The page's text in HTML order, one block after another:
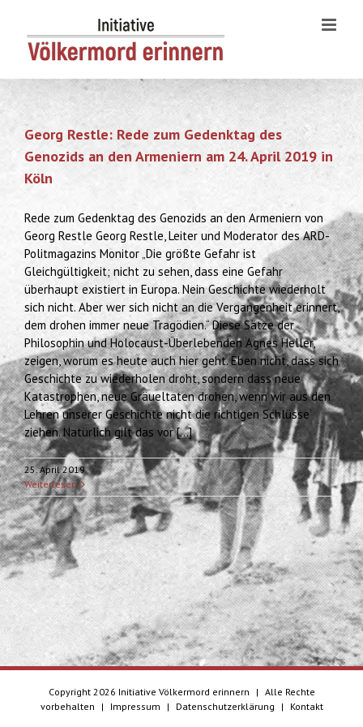
content
Georg Restle: Rede zum Gedenktag des
Genozids an den Armeniern am 24. April 2019 in
Köln
Rede zum Gedenktag des Genozids an den Armeniern von
Georg Restle Georg Restle, Leiter und Moderator des ARD-
Politmagazins Monitor „Die größte Gefahr ist
Gleichgültigkeit; nicht zu sehen, dass eine Gefahr
überhaupt existiert in Europa. Nein Geschichte wiederholt
sich nicht. Aber wer sich nicht an die Vergangenheit erinnert,
dem drohen immer neue Tragödien.“ Diese Sätze der
Philosophin und Holocaust-Überlebenden Agnes Heller,
zeigen, worum es heute auch hier geht. Eben nicht, dass sich
Geschichte zu wiederholen droht, sondern dass neue
Katastrophen, neue Gräueltaten drohen, wenn wir aus den
Lehren unserer Geschichte nicht die richtigen Schlüsse
ziehen. Natürlich gilt das vor [...]
25. April 2019
Weiterlesen
Copyright 2026 Initiative Völkermord erinnern | Alle Rechte
vorbehalten
| Impressum | Datenschutzerklärung | Kontakt